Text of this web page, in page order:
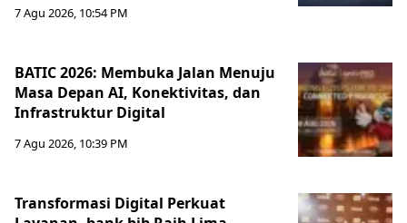
7 Agu 2026, 10:54 PM
BATIC 2026: Membuka Jalan Menuju
Masa Depan AI, Konektivitas, dan
Infrastruktur Digital
7 Agu 2026, 10:39 PM
Transformasi Digital Perkuat